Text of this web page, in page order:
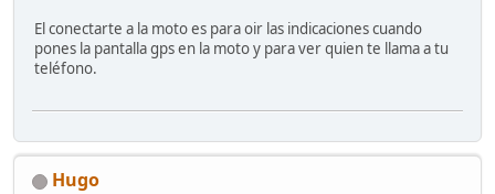
El conectarte a la moto es para oir las indicaciones cuando
pones la pantalla gps en la moto y para ver quien te llama a tu
teléfono.
Hugo